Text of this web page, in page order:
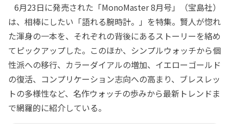
6月23日に発売された「MonoMaster 8月号」（宝島社）
は、相棒にしたい「語れる腕時計。」を特集。賢人が惚れ
た渾身の一本を、それぞれの背後にあるストーリーを絡め
てピックアップした。このほか、シンプルウォッチから個
性派への移行、カラーダイアルの増加、イエローゴールド
の復活、コンプリケーション志向への高まり、ブレスレッ
トの多様性など、名作ウォッチの歩みから最新トレンドま
で網羅的に紹介している。